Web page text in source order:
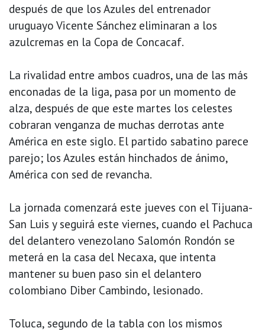
después de que los Azules del entrenador
uruguayo Vicente Sánchez eliminaran a los
azulcremas en la Copa de Concacaf.
La rivalidad entre ambos cuadros, una de las más
enconadas de la liga, pasa por un momento de
alza, después de que este martes los celestes
cobraran venganza de muchas derrotas ante
América en este siglo. El partido sabatino parece
parejo; los Azules están hinchados de ánimo,
América con sed de revancha.
La jornada comenzará este jueves con el Tijuana-
San Luis y seguirá este viernes, cuando el Pachuca
del delantero venezolano Salomón Rondón se
meterá en la casa del Necaxa, que intenta
mantener su buen paso sin el delantero
colombiano Diber Cambindo, lesionado.
Toluca, segundo de la tabla con los mismos